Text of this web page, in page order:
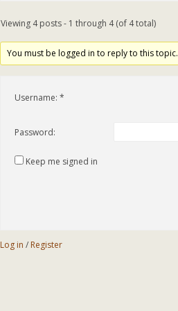
Viewing 4 posts - 1 through 4 (of 4 total)
You must be logged in to reply to this topic.
Username:
Password:
Keep me signed in
Log in / Register